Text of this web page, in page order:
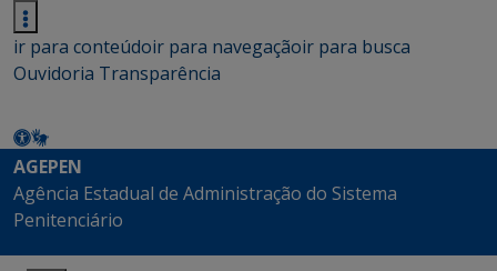
ir para conteúdoir para navegaçãoir para busca
Ouvidoria Transparência
AGEPEN
Agência Estadual de Administração do Sistema
Penitenciário